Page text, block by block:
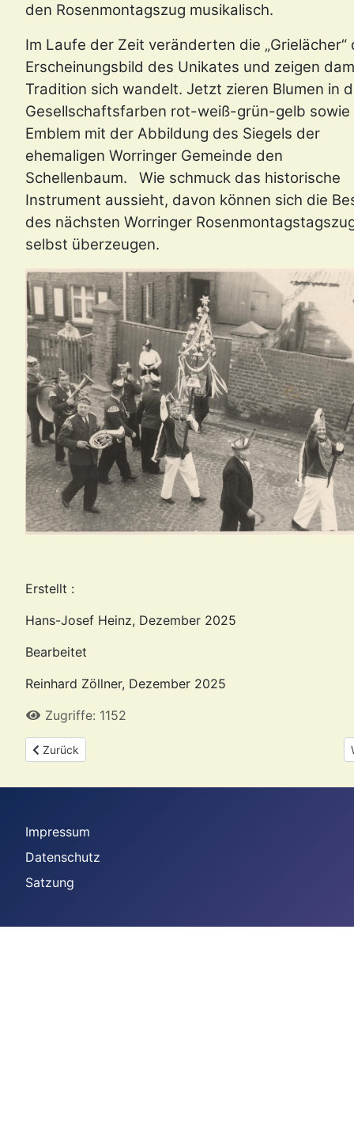
den Rosenmontagszug musikalisch.
Im Laufe der Zeit veränderten die „Grielächer“
Erscheinungsbild des Unikates und zeigen
Tradition sich wandelt. Jetzt zieren Blumen in
Gesellschaftsfarben rot-weiß-grün-gelb sowie
Emblem mit der Abbildung des Siegels der
ehemaligen Worringer Gemeinde den
Schellenbaum. Wie schmuck das historische
Instrument aussieht, davon können sich die
des nächsten Worringer
selbst überzeugen.
Erstellt :
Hans-Josef Heinz, Dezember 2025
Bearbeitet
Reinhard Zöllner, Dezember 2025
Zugriffe: 1152
Vorheriger Beitrag: Der Eingemeindungsvertrag
Zurück
Impressum
Datenschutz
Satzung